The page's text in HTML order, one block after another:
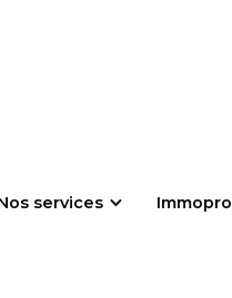
services Immopro